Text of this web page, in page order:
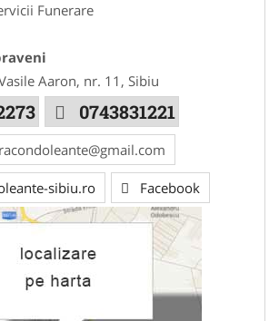
Funerare
Aaron, nr. 11, Sibiu
0743831221
sibiu.ro Facebook